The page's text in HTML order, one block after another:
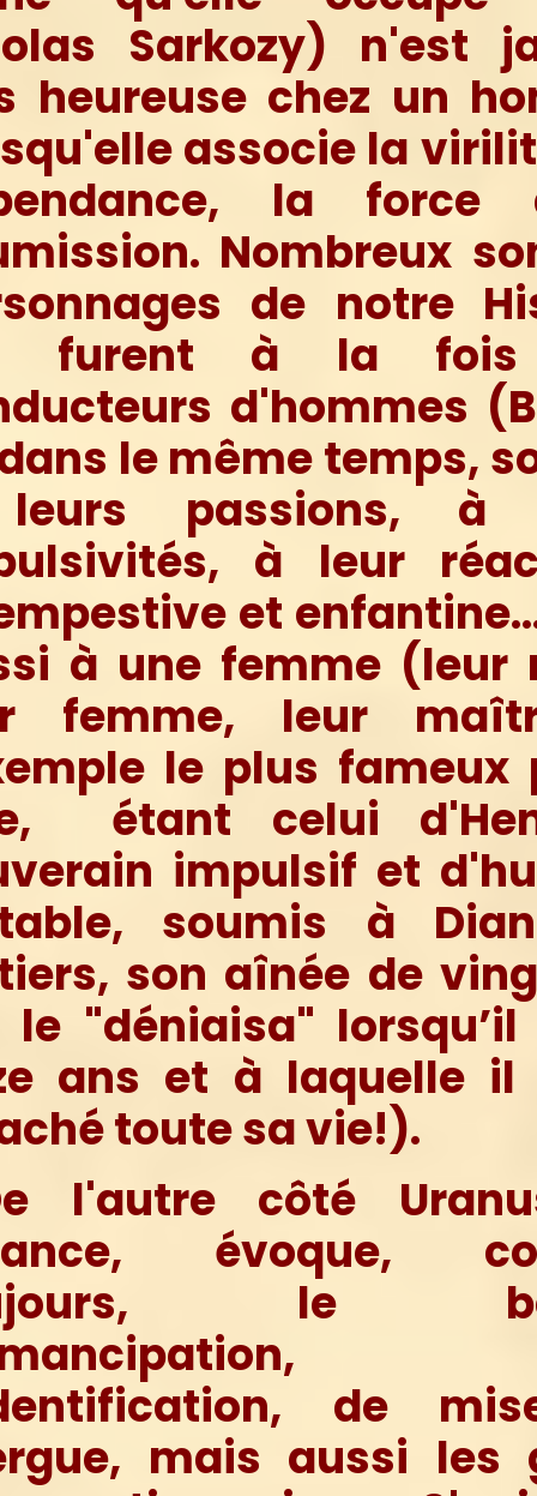
Sarkozy) n'est
heureuse chez un
associe la
la
Nombreux
de notre
furent à la fois
d'hommes
le même temps,
passions, à
à leur
et
à une femme (leur
femme, leur
le plus fameux
étant celui
impulsif et
soumis à
son aînée de
le "déniaisa"
ans et à laquelle il
toute sa vie!).
l'autre côté
évoque,
le
de
mais aussi les